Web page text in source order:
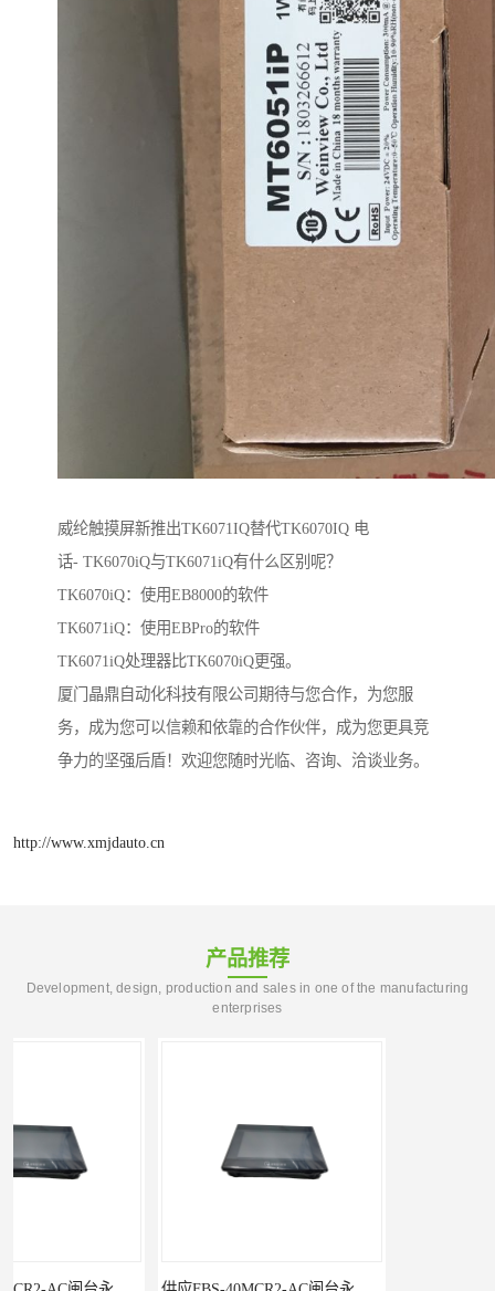
威纶触摸屏新推出TK6071IQ替代TK6070IQ 电
话- TK6070iQ与TK6071iQ有什么区别呢？
TK6070iQ：使用EB8000的软件
TK6071iQ：使用EBPro的软件
TK6071iQ处理器比TK6070iQ更强。
厦门晶鼎自动化科技有限公司期待与您合作，为您服
务，成为您可以信赖和依靠的合作伙伴，成为您更具竞
争力的坚强后盾！欢迎您随时光临、咨询、洽谈业务。
http://www.xmjdauto.cn
产品推荐
Development, design, production and sales in one of the manufacturing
enterprises